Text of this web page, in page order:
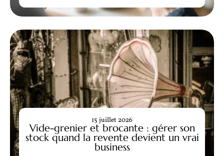
Vide-grenier et brocante : gérer son
stock quand la revente devient un vrai
business
15 juillet 2026